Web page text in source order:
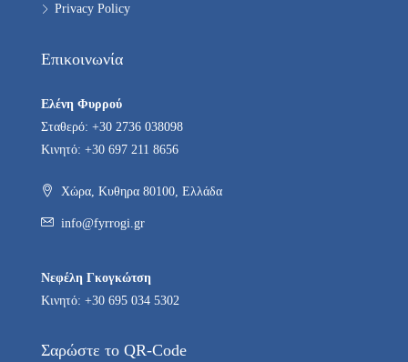
Privacy Policy
Επικοινωνία
Ελένη Φυρρού
Σταθερό: +30 2736 038098
Κινητό: +30 697 211 8656
Χώρα, Κυθηρα 80100, Ελλάδα
info@fyrrogi.gr
Νεφέλη Γκογκώτση
Κινητό: +30 695 034 5302
Σαρώστε το QR-Code